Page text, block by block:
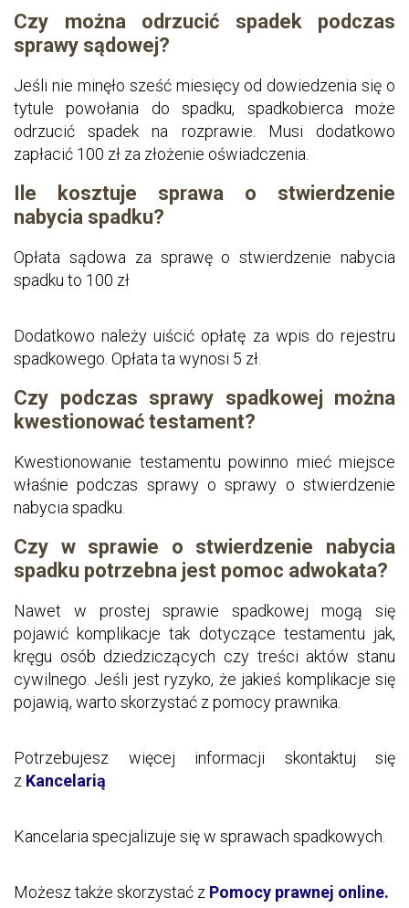
Czy można odrzucić spadek podczas
sprawy sądowej?
Jeśli nie minęło sześć miesięcy od dowiedzenia się o
tytule powołania do spadku, spadkobierca może
odrzucić spadek na rozprawie. Musi dodatkowo
zapłacić 100 zł za złożenie oświadczenia.
Ile kosztuje sprawa o stwierdzenie
nabycia spadku?
Opłata sądowa za sprawę o stwierdzenie nabycia
spadku to 100 zł
Dodatkowo należy uiścić opłatę za wpis do rejestru
spadkowego. Opłata ta wynosi 5 zł.
Czy podczas sprawy spadkowej można
kwestionować testament?
Kwestionowanie testamentu powinno mieć miejsce
właśnie podczas sprawy o sprawy o stwierdzenie
nabycia spadku.
Czy w sprawie o stwierdzenie nabycia
spadku potrzebna jest pomoc adwokata?
Nawet w prostej sprawie spadkowej mogą się
pojawić komplikacje tak dotyczące testamentu jak,
kręgu osób dziedziczących czy treści aktów stanu
cywilnego. Jeśli jest ryzyko, że jakieś komplikacje się
pojawią, warto skorzystać z pomocy prawnika.
Potrzebujesz więcej informacji skontaktuj się
z Kancelarią
Kancelaria specjalizuje się w sprawach spadkowych.
Możesz także skorzystać z Pomocy prawnej online.